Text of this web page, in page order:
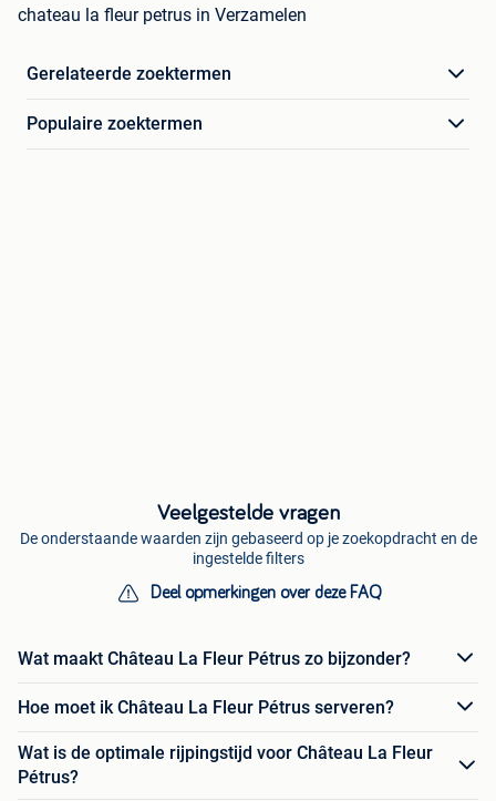
chateau la fleur petrus in Verzamelen
Gerelateerde zoektermen
Populaire zoektermen
Veelgestelde vragen
De onderstaande waarden zijn gebaseerd op je zoekopdracht en de
ingestelde filters
Deel opmerkingen over deze FAQ
Wat maakt Château La Fleur Pétrus zo bijzonder?
Hoe moet ik Château La Fleur Pétrus serveren?
Wat is de optimale rijpingstijd voor Château La Fleur
Pétrus?